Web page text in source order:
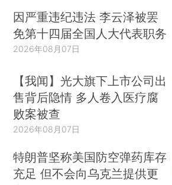
因严重违纪违法 李云泽被罢
免第十四届全国人大代表职务
2026年08月07日
【我闻】光大旗下上市公司出
售背后隐情 多人卷入医疗腐
败案被查
2026年08月07日
特朗普坚称美国防空弹药库存
充足 但不会向乌克兰提供更